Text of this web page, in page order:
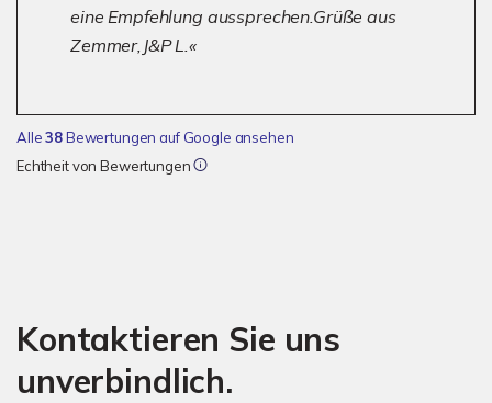
eine Empfehlung aussprechen.Grüße aus
Zemmer,J&P L.
Alle38Bewertungen auf Google ansehen
Echtheit von Bewertungen
Kontaktieren Sie uns
unverbindlich.